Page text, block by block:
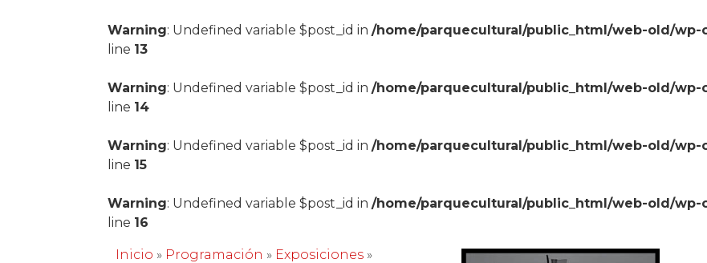
Warning: Undefined variable $post_id in/home/parquecultural/public_html/web-old/
line 13
Warning: Undefined variable $post_id in/home/parquecultural/public_html/web-old/
line 14
Warning: Undefined variable $post_id in/home/parquecultural/public_html/web-old/
line 15
Warning: Undefined variable $post_id in/home/parquecultural/public_html/web-old/
line 16
Inicio » Programación » Exposiciones »